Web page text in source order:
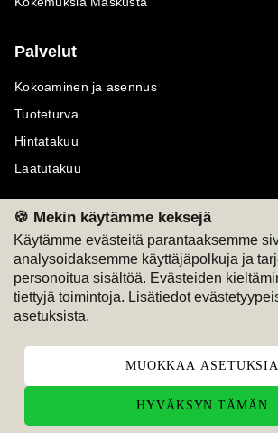
🍪 Mekin käytämme keksejä
Käytämme evästeitä parantaaksemme
analysoidaksemme käyttäjäpolkuja ja
personoitua sisältöä. Evästeiden
tiettyjä toimintoja. Lisätiedot
asetuksista.
MUOKKAA ASETUKSIA
HYVÄKSYN TÄMÄN
Palvelut
Kokoaminen ja asennus
Tuoteturva
Hintatakuu
Laatutakuu
Maksutavat
M